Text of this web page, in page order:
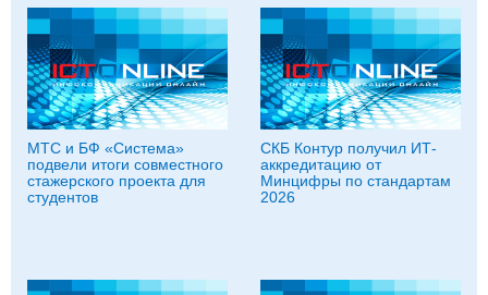
МТС и БФ «Система»
подвели итоги совместного
стажерского проекта для
студентов
СКБ Контур получил ИТ-
аккредитацию от
Минцифры по стандартам
2026